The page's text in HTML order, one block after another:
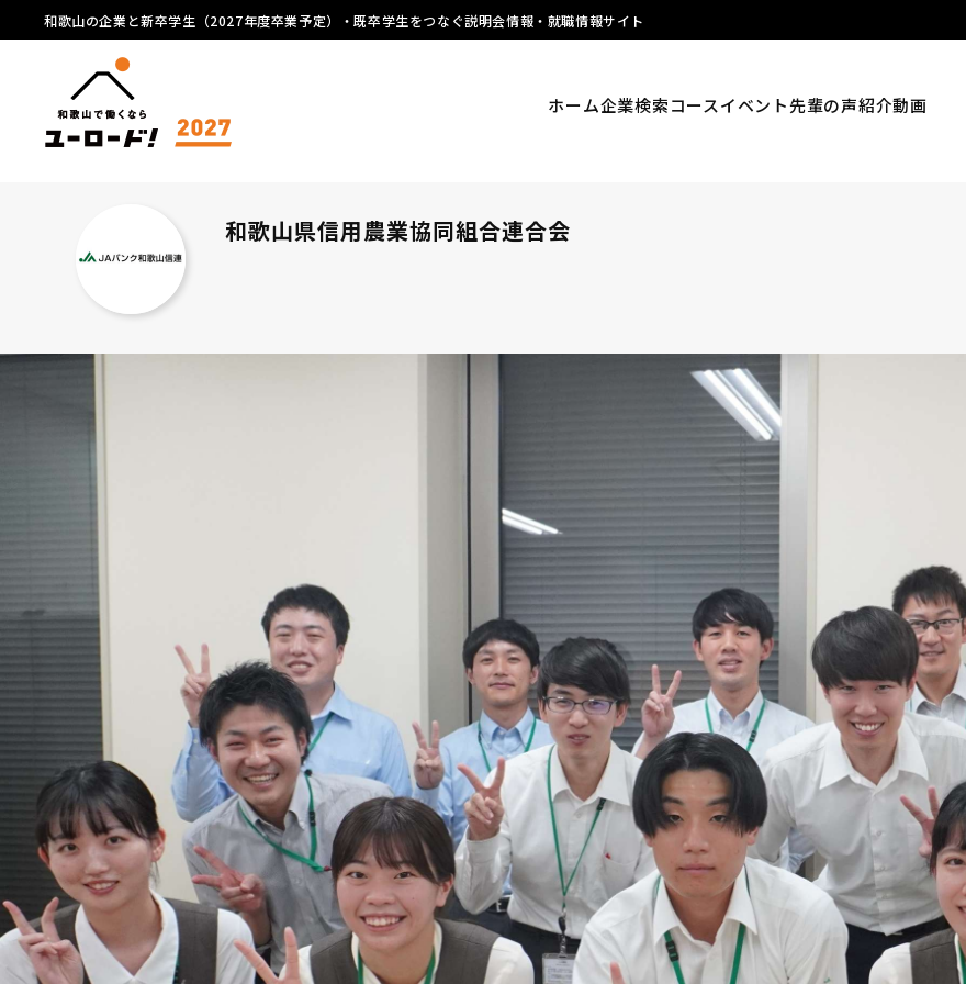
和歌山の企業と新卒学生（2027年度卒業予定）・既卒学生をつなぐ説明会情報・就職情報サイト
ホーム企業検索コースイベント先輩の声紹介動画
和歌山県信用農業協同組合連合会